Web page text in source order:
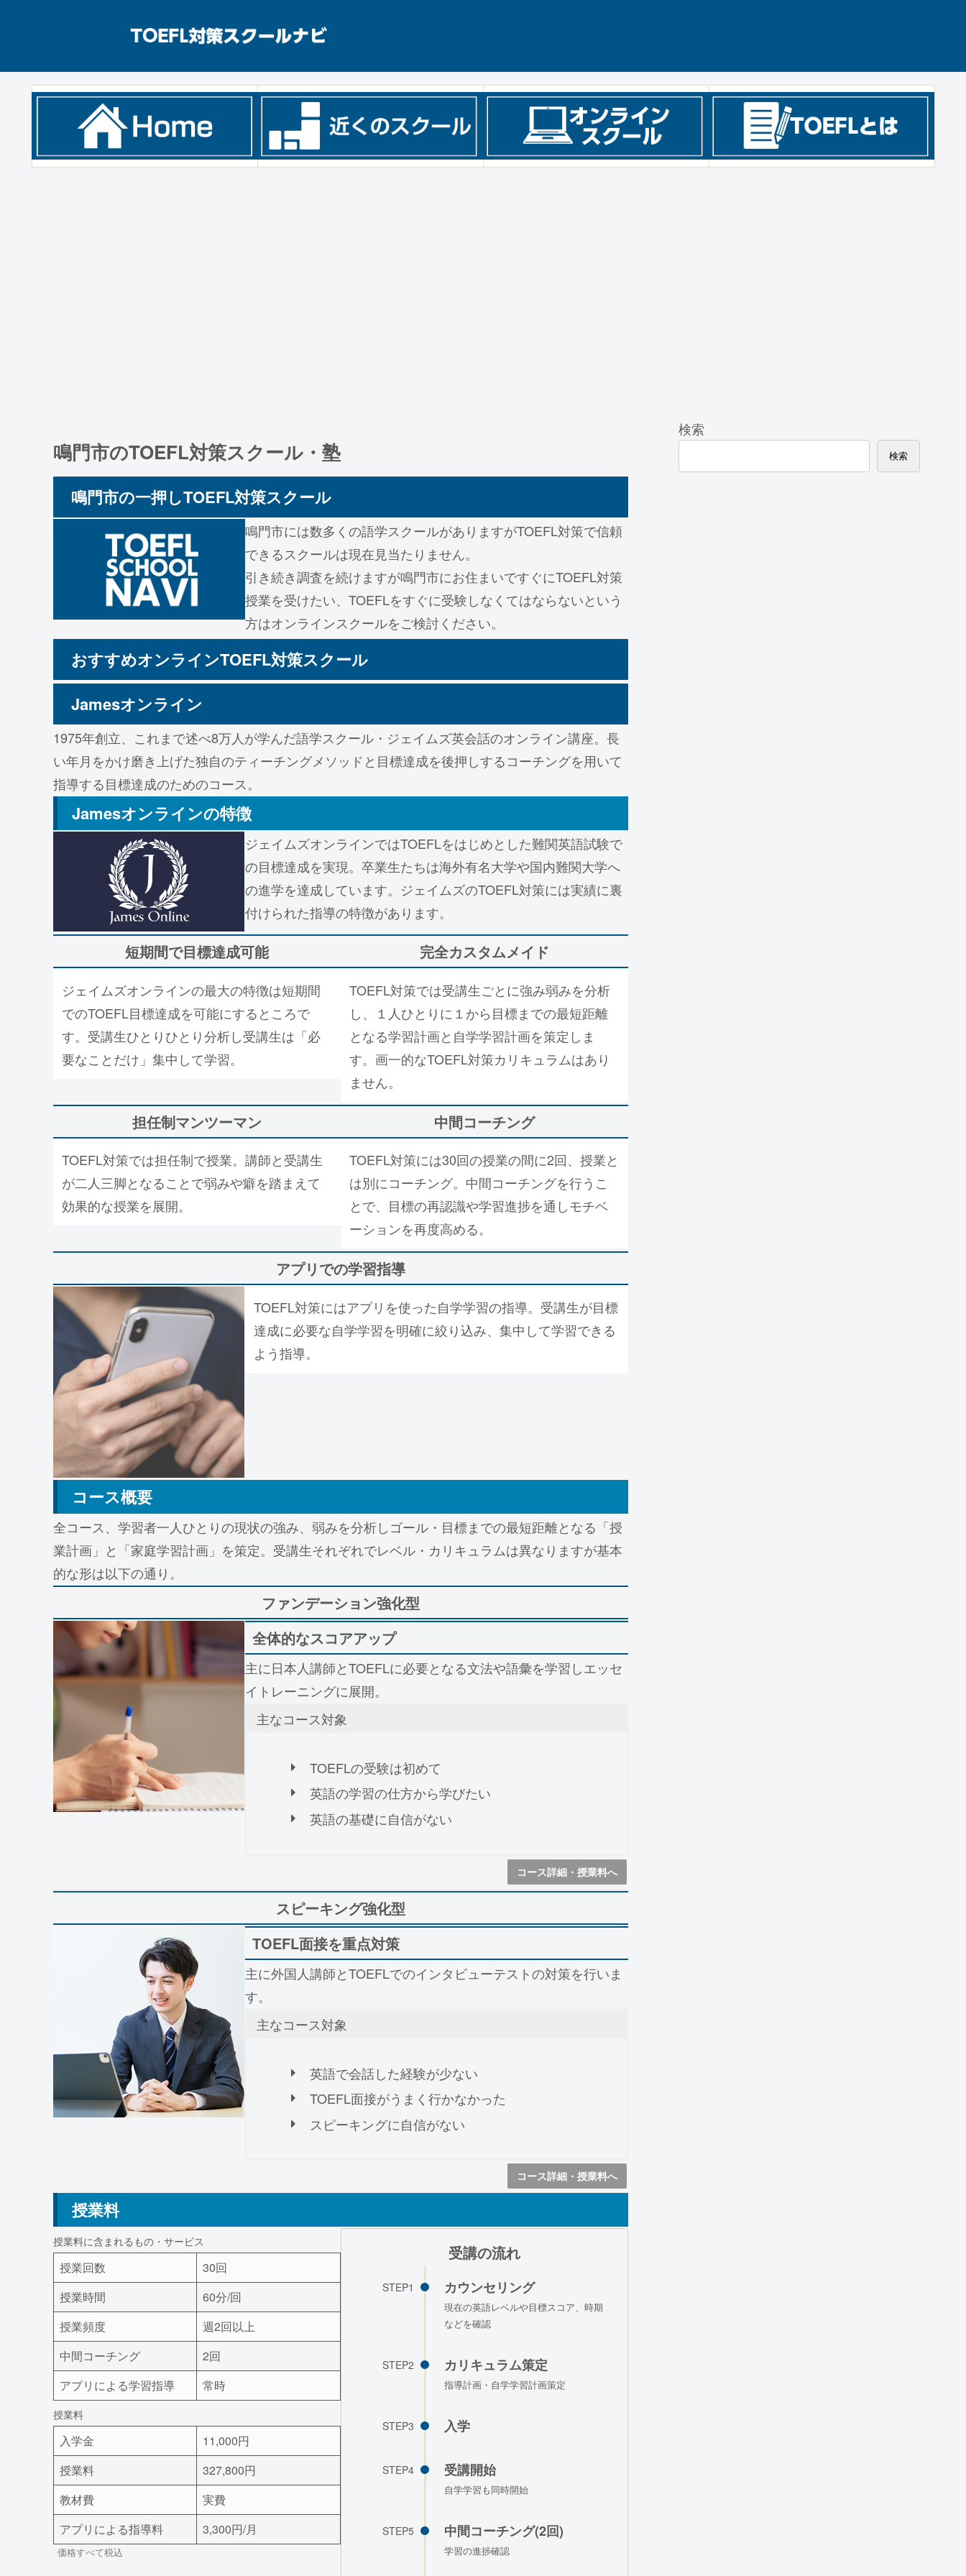
鳴門市のTOEFL対策スクール・塾
鳴門市の一押しTOEFL対策スクール
鳴門市には数多くの語学スクールがありますがTOEFL対策で信頼
できるスクールは現在見当たりません。
引き続き調査を続けますが鳴門市にお住まいですぐにTOEFL対策
授業を受けたい、TOEFLをすぐに受験しなくてはならないという
方はオンラインスクールをご検討ください。
おすすめオンラインTOEFL対策スクール
Jamesオンライン
1975年創立、これまで述べ8万人が学んだ語学スクール・ジェイムズ英会話のオンライン講座。長
い年月をかけ磨き上げた独自のティーチングメソッドと目標達成を後押しするコーチングを用いて
指導する目標達成のためのコース。
Jamesオンラインの特徴
ジェイムズオンラインではTOEFLをはじめとした難関英語試験で
の目標達成を実現。卒業生たちは海外有名大学や国内難関大学へ
の進学を達成しています。ジェイムズのTOEFL対策には実績に裏
付けられた指導の特徴があります。
短期間で目標達成可能
ジェイムズオンラインの最大の特徴は短期間
でのTOEFL目標達成を可能にするところで
す。受講生ひとりひとり分析し受講生は「必
要なことだけ」集中して学習。
完全カスタムメイド
TOEFL対策では受講生ごとに強み弱みを分析
し、１人ひとりに１から目標までの最短距離
となる学習計画と自学学習計画を策定しま
す。画一的なTOEFL対策カリキュラムはあり
ません。
担任制マンツーマン
TOEFL対策では担任制で授業。講師と受講生
が二人三脚となることで弱みや癖を踏まえて
効果的な授業を展開。
中間コーチング
TOEFL対策には30回の授業の間に2回、授業と
は別にコーチング。中間コーチングを行うこ
とで、目標の再認識や学習進捗を通しモチベ
ーションを再度高める。
アプリでの学習指導
TOEFL対策にはアプリを使った自学学習の指導。受講生が目標
達成に必要な自学学習を明確に絞り込み、集中して学習できる
よう指導。
コース概要
全コース、学習者一人ひとりの現状の強み、弱みを分析しゴール・目標までの最短距離となる「授
業計画」と「家庭学習計画」を策定。受講生それぞれでレベル・カリキュラムは異なりますが基本
的な形は以下の通り。
ファンデーション強化型
全体的なスコアアップ
主に日本人講師とTOEFLに必要となる文法や語彙を学習しエッセ
イトレーニングに展開。
主なコース対象
TOEFLの受験は初めて
英語の学習の仕方から学びたい
英語の基礎に自信がない
コース詳細・授業料へ
スピーキング強化型
TOEFL面接を重点対策
主に外国人講師とTOEFLでのインタビューテストの対策を行いま
す。
主なコース対象
英語で会話した経験が少ない
TOEFL面接がうまく行かなかった
スピーキングに自信がない
コース詳細・授業料へ
授業料
授業料に含まれるもの・サービス
授業回数
30回
授業時間
60分/回
授業頻度
週2回以上
中間コーチング
2回
アプリによる学習指導
常時
授業料
入学金
11,000円
授業料
327,800円
教材費
実費
アプリによる指導料
3,300円/月
価格すべて税込
受講の流れ
STEP1 カウンセリング
現在の英語レベルや目標スコア、時期
などを確認
STEP2 カリキュラム策定
指導計画・自学学習計画策定
STEP3 入学
STEP4 受講開始
自学学習も同時開始
STEP5 中間コーチング(2回)
学習の進捗確認
検索
検索